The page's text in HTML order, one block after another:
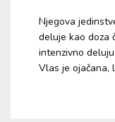
Njegova
deluje kao doza
intenzivno
Vlas je ojačana,